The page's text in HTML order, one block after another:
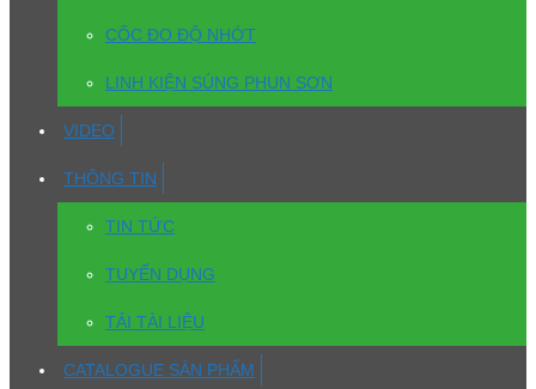
CỐC ĐO ĐỘ NHỚT
LINH KIỆN SÚNG PHUN SƠN
VIDEO
THÔNG TIN
TIN TỨC
TUYỂN DỤNG
TẢI TÀI LIỆU
CATALOGUE SẢN PHẨM